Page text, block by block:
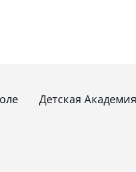
Детская